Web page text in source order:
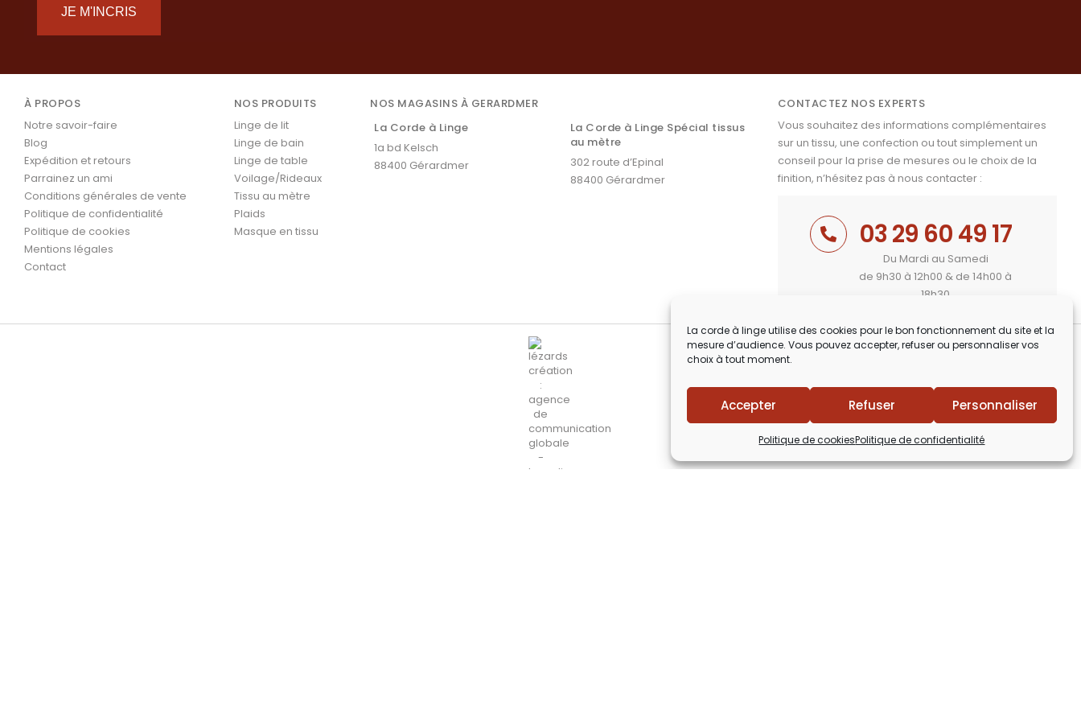
La corde à linge utilise des cookies pour le bon fonctionnement du site et la
mesure d’audience. Vous pouvez accepter, refuser ou personnaliser vos
choix à tout moment.
Accepter Refuser Personnaliser
Politique de cookiesPolitique de confidentialité
JE M'INCRIS
À PROPOS
Notre savoir-faire
Blog
Expédition et retours
Parrainez un ami
Conditions générales de vente
Politique de confidentialité
Politique de cookies
Mentions légales
Contact
NOS PRODUITS
Linge de lit
Linge de bain
Linge de table
Voilage/Rideaux
Tissu au mètre
Plaids
Masque en tissu
NOS MAGASINS À GERARDMER
La Corde à Linge
1a bd Kelsch
88400 Gérardmer
La Corde à Linge Spécial tissus
au mètre
302 route d’Epinal
88400 Gérardmer
CONTACTEZ NOS EXPERTS
Vous souhaitez des informations complémentaires
sur un tissu, une confection ou tout simplement un
conseil pour la prise de mesures ou le choix de la
finition, n’hésitez pas à nous contacter :
03 29 60 49 17
Du Mardi au Samedi
de 9h30 à 12h00 & de 14h00 à
18h30